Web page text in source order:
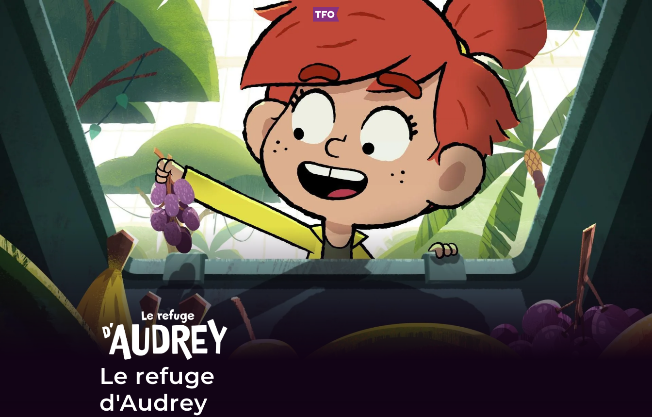
Le refuge
d'Audrey